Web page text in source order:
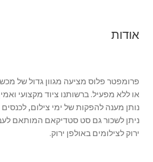
אודות
פרומפטר פלוס מציעה מגוון גדול של
או ללא מפעיל. ברשותנו ציוד מקצועי
נותן מענה להפקות של ימי צילום, לכנסים
ניתן לשכור גם סט סטדיקאם המותאם
ירוק לצילומים באולפן ירוק.